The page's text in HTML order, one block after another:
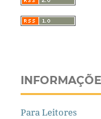
Para Leitores